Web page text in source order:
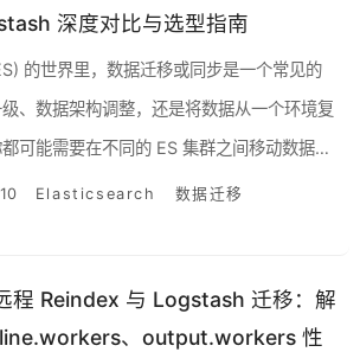
深度对比与选型指南
的世界里，数据迁移或同步是一个常见的
、数据架构调整，还是将数据从一个环境复
可能需要在不同的 ES 集群之间移动数据。
常常被提及：ES 内...
Elasticsearch 数据迁移
程 Reindex 与 Logstash 迁移：解
、output.workers 性